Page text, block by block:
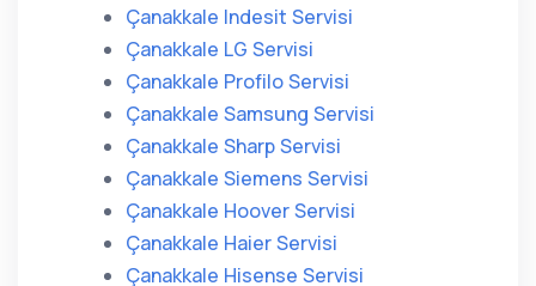
Çanakkale Indesit Servisi
Çanakkale LG Servisi
Çanakkale Profilo Servisi
Çanakkale Samsung Servisi
Çanakkale Sharp Servisi
Çanakkale Siemens Servisi
Çanakkale Hoover Servisi
Çanakkale Haier Servisi
Çanakkale Hisense Servisi